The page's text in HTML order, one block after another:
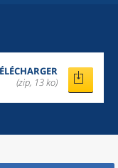
(zip, 13 ko)